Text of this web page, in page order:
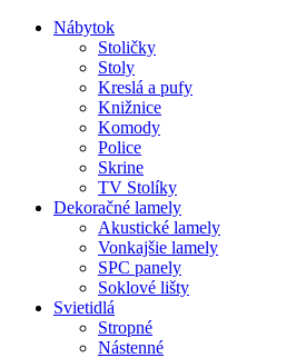
Nábytok
Stoličky
Stoly
Kreslá a pufy
Knižnice
Komody
Police
Skrine
TV Stolíky
Dekoračné lamely
Akustické lamely
Vonkajšie lamely
SPC panely
Soklové lišty
Svietidlá
Stropné
Nástenné